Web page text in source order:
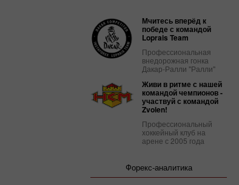
Мчитесь вперёд к
победе с командой
Loprais Team
Профессиональная
внедорожная гонка
Дакар-Ралли "Ралли"
Живи в ритме с нашей
командой чемпионов -
участвуй с командой
Zvolen!
Профессиональный
хоккейный клуб на
арене с 2005 года
Форекс-аналитика